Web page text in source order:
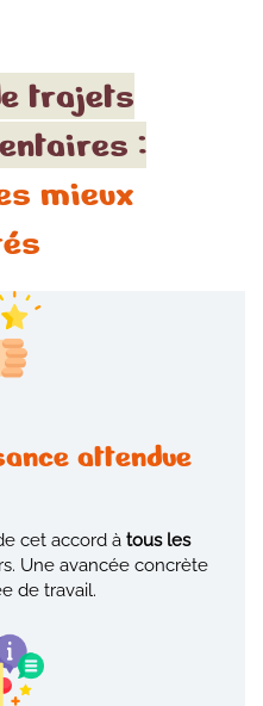
trajets
:
mieux
attendue
cet accord à tous les
Une avancée concrète
de travail.